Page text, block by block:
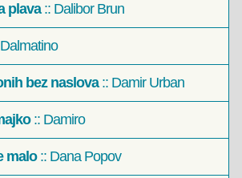
plava:: Dalibor Brun
bez naslova:: Damir Urban
:: Damiro
malo:: Dana Popov